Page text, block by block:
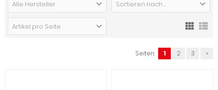
Alle Hersteller Sortieren nach ...
Artikel pro Seite
Seiten: 1 2 3 »